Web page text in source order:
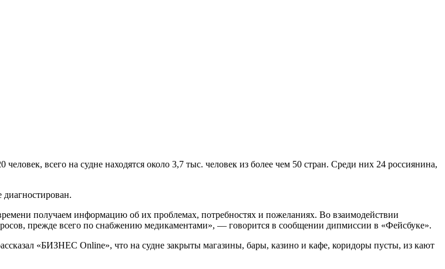
всего на судне находятся около 3,7 тыс. человек из более чем 50 стран. Среди них 24 россиянина,
получаем информацию об их проблемах, потребностях и пожеланиях. Во взаимодействии
прежде всего по снабжению медикаментами», — говорится в сообщении дипмиссии в «Фейсбуке».
«БИЗНЕС Online», что на судне закрыты магазины, бары, казино и кафе, коридоры пусты, из кают